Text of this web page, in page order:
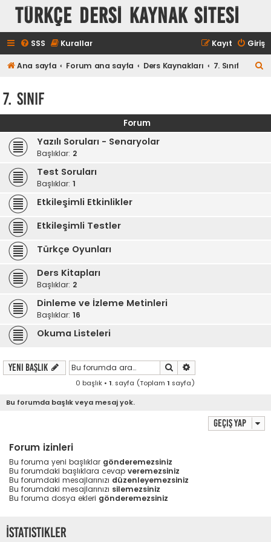
TÜRKÇE DERSİ KAYNAK SİTESİ
SSS Kurallar Giriş
Kayıt
Ana sayfa Forum ana sayfa Ders Kaynakları 7. Sınıf
7. Sınıf
Forum
Yazılı Soruları - Senaryolar
Başlıklar: 2
Test Soruları
Başlıklar: 1
Etkileşimli Etkinlikler
Etkileşimli Testler
Türkçe Oyunları
Ders Kitapları
Başlıklar: 2
Dinleme ve İzleme Metinleri
Başlıklar: 16
Okuma Listeleri
Yeni Başlık Ara
0 başlık • 1. sayfa (Toplam 1 sayfa)
Bu forumda başlık veya mesaj yok.
Geçiş yap
Forum izinleri
Bu foruma yeni başlıklar gönderemezsiniz
Bu forumdaki başlıklara cevap veremezsiniz
Bu forumdaki mesajlarınızı düzenleyemezsiniz
Bu forumdaki mesajlarınızı silemezsiniz
Bu foruma dosya ekleri gönderemezsiniz
İstatistikler